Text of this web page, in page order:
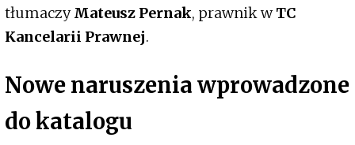
tłumaczyMateusz Pernak, prawnik wTC
Kancelarii Prawnej.
Nowe naruszenia wprowadzone
do katalogu